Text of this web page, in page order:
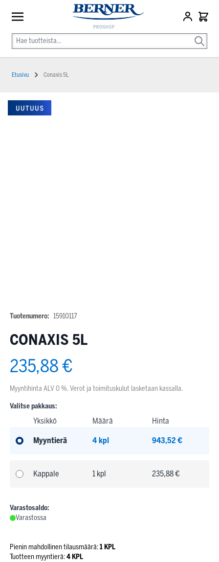
Tuotenumero: 15910117
CONAXIS 5L
235,88 €
Myyntihinta ALV 0 %. Verot ja toimituskulut lasketaan kassalla.
Valitse pakkaus:
Yksikkö Määrä Hinta
Myyntierä 4 kpl 943,52 €
Kappale 1 kpl 235,88 €
Varastosaldo:
Varastossa
Pienin mahdollinen tilausmäärä:1 KPL
Tuotteen myyntierä:4 KPL
Etusivu Conaxis 5L